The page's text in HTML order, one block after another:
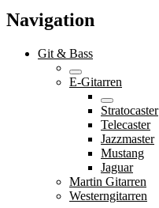
Navigation
Git & Bass
E-Gitarren
Stratocaster
Telecaster
Jazzmaster
Mustang
Jaguar
Martin Gitarren
Westerngitarren